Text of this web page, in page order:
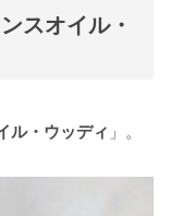
スオイル・
ル・ウッディ 」。